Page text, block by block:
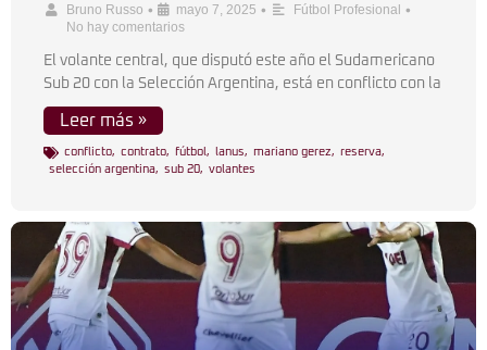
Bruno Russo • mayo 7, 2025 • Fútbol Profesional •
No hay comentarios
El volante central, que disputó este año el Sudamericano
Sub 20 con la Selección Argentina, está en conflicto con la
Leer más »
conflicto, contrato, fútbol , lanus, mariano gerez, reserva,
selección argentina, sub 20, volantes